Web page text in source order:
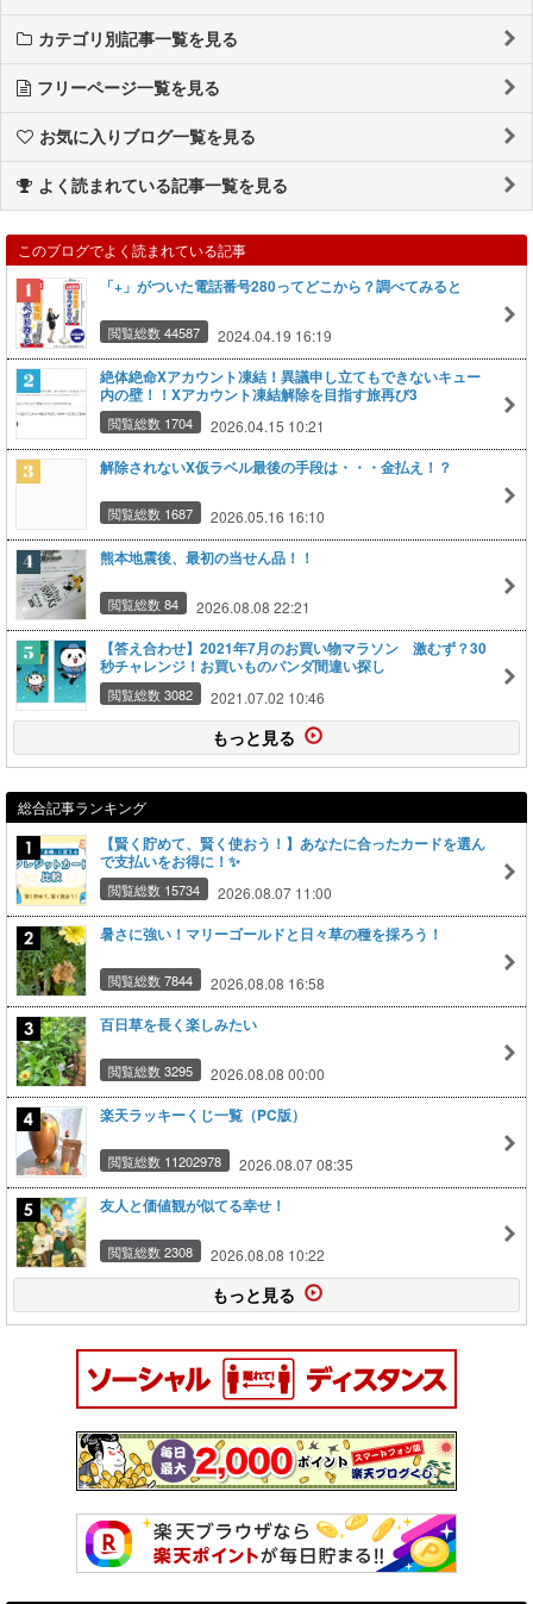
カテゴリ別記事一覧を見る
フリーページ一覧を見る
お気に入りブログ一覧を見る
よく読まれている記事一覧を見る
このブログでよく読まれている記事
「+」がついた電話番号280ってどこから？調べてみると
閲覧総数 44587 2024.04.19 16:19
絶体絶命Xアカウント凍結！異議申し立てもできないキュー
内の壁！！Xアカウント凍結解除を目指す旅再び3
閲覧総数 1704 2026.04.15 10:21
解除されないX仮ラベル最後の手段は・・・金払え！？
閲覧総数 1687 2026.05.16 16:10
熊本地震後、最初の当せん品！！
閲覧総数 84 2026.08.08 22:21
【答え合わせ】2021年7月のお買い物マラソン 激むず？30
秒チャレンジ！お買いものパンダ間違い探し
閲覧総数 3082 2021.07.02 10:46
もっと見る
総合記事ランキング
【賢く貯めて、賢く使おう！】あなたに合ったカードを選ん
で支払いをお得に！✨
閲覧総数 15734 2026.08.07 11:00
暑さに強い！マリーゴールドと日々草の種を採ろう！
閲覧総数 7844 2026.08.08 16:58
百日草を長く楽しみたい
閲覧総数 3295 2026.08.08 00:00
楽天ラッキーくじ一覧（PC版）
閲覧総数 11202978 2026.08.07 08:35
友人と価値観が似てる幸せ！
閲覧総数 2308 2026.08.08 10:22
もっと見る